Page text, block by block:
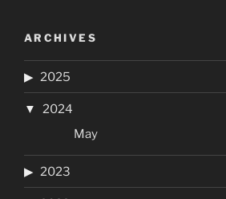
ARCHIVES
2025
2024
May
2023